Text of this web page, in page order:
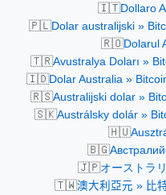
🇮🇹Dollaro
🇵🇱Dolar australijski »
🇷🇴Dolarul
🇹🇷Avustralya Doları »
🇮🇩Dolar Australia »
🇷🇸Australijski dolar »
🇸🇰Austrálsky dolár »
🇭🇺
🇧🇬
🇯🇵オーストラ
🇹🇼澳大利亞元 » 比